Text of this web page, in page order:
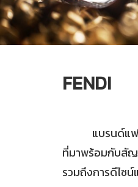
FENDI
แบรนด์แ
ที่มาพร้อมกับสัญ
รวมถึงการดีไซ